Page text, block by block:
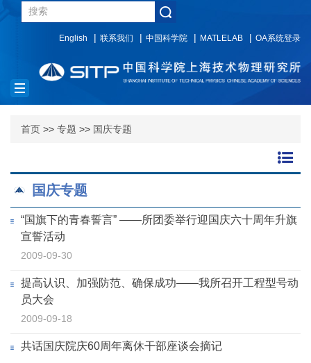
English 联系我们 中国科学院 MATLELAB OA系统登录
Toggle
navigation
首页 >> 专题 >> 国庆专题
国庆专题
“国旗下的青春誓言” ——所团委举行迎国庆六十周年升旗
宣誓活动
2009-09-30
提高认识、加强防范、确保成功——我所召开工程型号动
员大会
2009-09-18
共话国庆院庆60周年离休干部座谈会摘记